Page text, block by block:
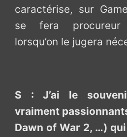
caractérise, sur
se fera
lorsqu’on le jugera
S : J’ai le
vraiment
Dawn of War 2, …)